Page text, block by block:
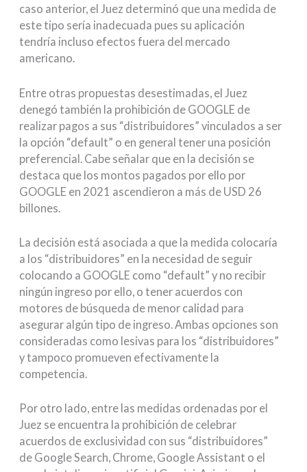
caso anterior, el Juez determinó que una medida de
este tipo sería inadecuada pues su aplicación
tendría incluso efectos fuera del mercado
americano.
Entre otras propuestas desestimadas, el Juez
denegó también la prohibición de GOOGLE de
realizar pagos a sus “distribuidores” vinculados a ser
la opción “default” o en general tener una posición
preferencial. Cabe señalar que en la decisión se
destaca que los montos pagados por ello por
GOOGLE en 2021 ascendieron a más de USD 26
billones.
La decisión está asociada a que la medida colocaría
a los “distribuidores” en la necesidad de seguir
colocando a GOOGLE como “default” y no recibir
ningún ingreso por ello, o tener acuerdos con
motores de búsqueda de menor calidad para
asegurar algún tipo de ingreso. Ambas opciones son
consideradas como lesivas para los “distribuidores”
y tampoco promueven efectivamente la
competencia.
Por otro lado, entre las medidas ordenadas por el
Juez se encuentra la prohibición de celebrar
acuerdos de exclusividad con sus “distribuidores”
de Google Search, Chrome, Google Assistant o el